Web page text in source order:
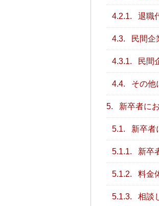
4.2.1. 退職
4.3. 民間企
4.3.1. 民間
4.4. その
5. 新卒者に
5.1. 新卒者
5.1.1. 新卒
5.1.2. 料金
5.1.3. 相談